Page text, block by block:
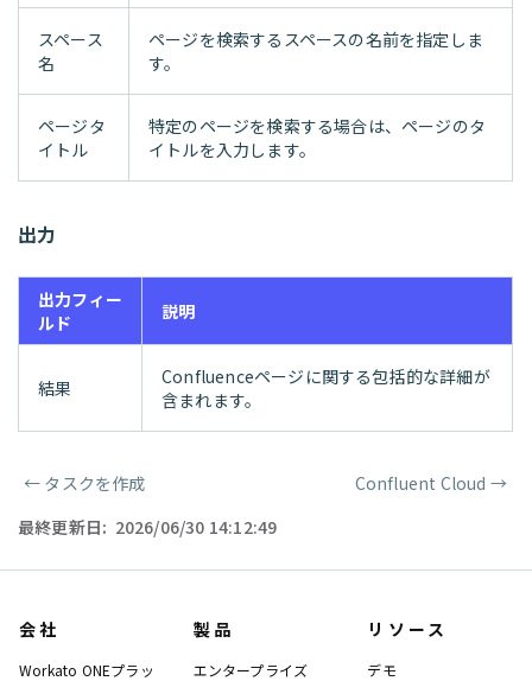
スペース
名
ページを検索するスペースの名前を指定しま
す。
ページタ
イトル
特定のページを検索する場合は、ページのタ
イトルを入力します。
出力
出力フィー
ルド
説明
結果
Confluenceページに関する包括的な詳細が
含まれます。
ページャー
← タスクを作成 Confluent Cloud →
最終更新日: 2026/06/30 14:12:49
会社
Workato ONEプラッ
製品
エンタープライズ
リソース
デモ